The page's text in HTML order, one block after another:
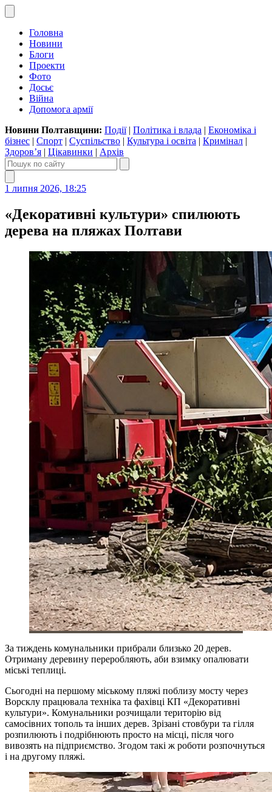
Головна
Новини
Блоги
Проекти
Фото
Досьє
Війна
Допомога армії
Новини Полтавщини: Події| Політика і влада | Економіка і
бізнес | Спорт | Суспільство | Культура і освіта | Кримінал |
Здоров’я | Цікавинки | Архів
1 липня 2026, 18:25
«Декоративні культури» спилюють
дерева на пляжах Полтави
За тиждень комунальники прибрали близько 20 дерев.
Отриману деревину переробляють, аби взимку опалювати
міські теплиці.
Сьогодні на першому міському пляжі поблизу мосту через
Ворсклу працювала техніка та фахівці КП «Декоративні
культури». Комунальники розчищали територію від
самосівних тополь та інших дерев. Зрізані стовбури та гілля
розпилюють і подрібнюють просто на місці, після чого
вивозять на підприємство. Згодом такі ж роботи розпочнуться
і на другому пляжі.